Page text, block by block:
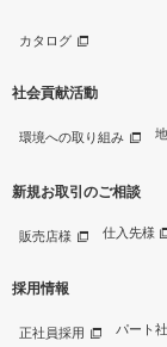
カタログ
社会貢献活動
環境への取り組み
新規お取引のご相談
販売店様 仕入先様
採用情報
正社員採用 パート